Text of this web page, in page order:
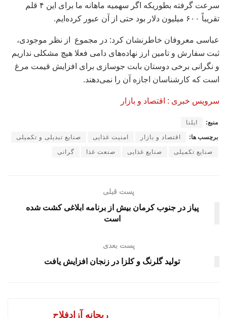
سرعت گرفته بطوریکه اگر سهمیه ماهانه ما برای این ۴ قلم
تقریباً ۶۰۰ میلیون دلار بود حتی از آن عبور کرده‌ایم.
عباسی معروفان خاطرنشان کرد: در مجموع از نظر موجودی،
ثبت سفارش و تامین ارز نهاده‌های دامی فعلا هیچ مشکلی نداریم
و نگرانی برخی دوستان بابت جوسازی برای افزایش قیمت مرغ
است که کارشناسان اجازه آن را نمی‌دهند.
سرویس خبری : اقتصاد و بازار
منبع: ایلنا
برچسب ها: اقتصاد و بازار امنیت غذایی صنایع تبدیلی و تکمیلی
صنایع تکمیلی صنایع غذایی صنعت غذا گرانی
پست قبلی
پیاز در جنوب کرمان بیش از برنامه ابلاغی کشت شده
است
پست بعدی
تولید گلرنگ و کلزا در زنجان افزایش یافت
ریحانه آزادفلاح